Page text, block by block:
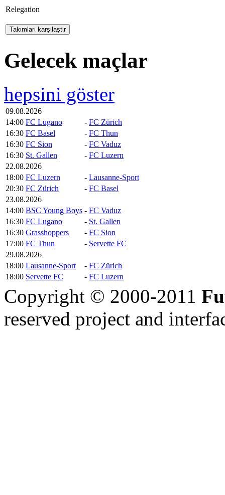
Relegation
Gelecek maçlar
hepsini göster
09.08.2026
14:00 FC Lugano - FC Zürich
16:30 FC Basel - FC Thun
16:30 FC Sion - FC Vaduz
16:30 St. Gallen - FC Luzern
22.08.2026
18:00 FC Luzern - Lausanne-Sport
20:30 FC Zürich - FC Basel
23.08.2026
14:00 BSC Young Boys - FC Vaduz
16:30 FC Lugano - St. Gallen
16:30 Grasshoppers - FC Sion
17:00 FC Thun - Servette FC
29.08.2026
18:00 Lausanne-Sport - FC Zürich
18:00 Servette FC - FC Luzern
Copyright © 2000-2011
reserved project and